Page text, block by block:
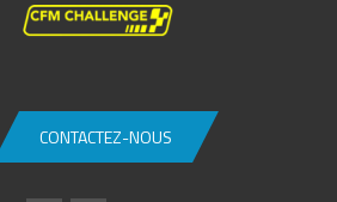
CONTACTEZ-NOUS